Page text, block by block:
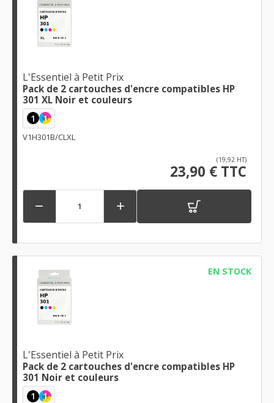
L'Essentiel à Petit Prix
Pack de 2 cartouches d'encre compatibles HP
301 XL Noir et couleurs
1 1
V1H301B/CLXL
(19,92 HT)
23,90 € TTC
 
EN STOCK
L'Essentiel à Petit Prix
Pack de 2 cartouches d'encre compatibles HP
301 Noir et couleurs
1 1